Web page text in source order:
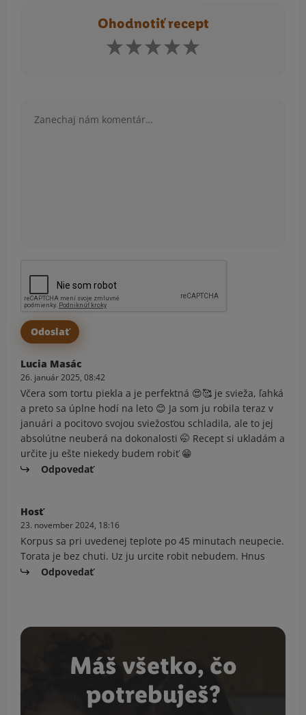
Ohodnotiť recept
Lucia Masác
26. január 2025, 08:42
Včera som tortu piekla a je perfektná 😍🥰 je svieža, ľahká
a preto sa úplne hodí na leto 😊 Ja som ju robila teraz v
januári a pocitovo svojou sviežosťou schladila, ale to jej
absolútne neuberá na dokonalosti 🤭 Recept si ukladám a
určite ju ešte niekedy budem robiť 😁
Odpovedať
Hosť
23. november 2024, 18:16
Korpus sa pri uvedenej teplote po 45 minutach neupecie.
Torata je bez chuti. Uz ju urcite robit nebudem. Hnus
Odpovedať
Máš všetko, čo
potrebuješ?